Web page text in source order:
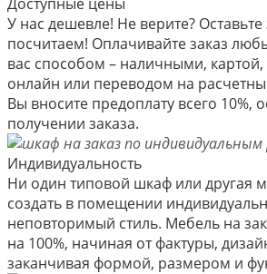
У нас дешевле! Не верите? Оставьте
посчитаем! Оплачивайте заказ
вас способом – наличными, картой,
онлайн или переводом на
Вы вносите предоплату всего 10%,
получении заказа.
Индивидуальность
Ни один типовой шкаф или другая
создать в помещении
неповторимый стиль. Мебель на
на 100%, начиная от фактуры,
заканчивая формой, размером и